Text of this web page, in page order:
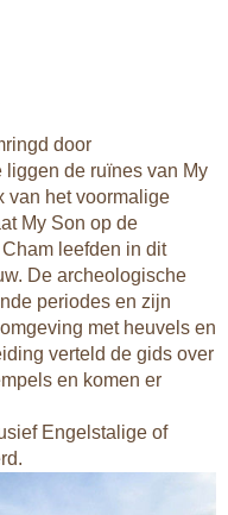
door
de ruïnes van My
van het voormalige
My Son op de
leefden in dit
De archeologische
periodes en zijn
met heuvels en
verteld de gids over
en komen er
Engelstalige of